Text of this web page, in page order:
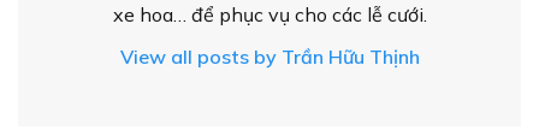
xe hoa… để phục vụ cho các lễ cưới.
View all posts by Trần Hữu Thịnh